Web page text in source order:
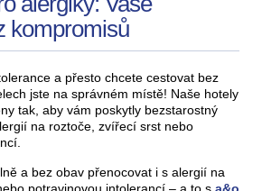
kompromisů
a přesto chcete cestovat bez
jste na správném místě! Naše hotely
tak, aby vám poskytly bezstarostný
na roztoče, zvířecí srst nebo
a bez obav přenocovat i s alergií na
potravinovou intolerancí – a to s a&o